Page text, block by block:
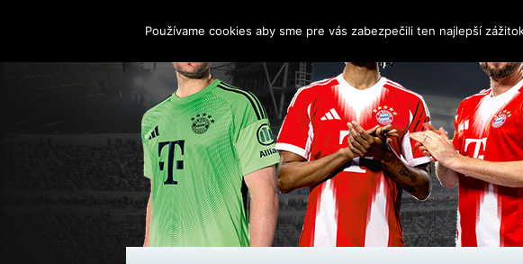
Používame cookies aby sme pre vás zabezpečili ten najlepší